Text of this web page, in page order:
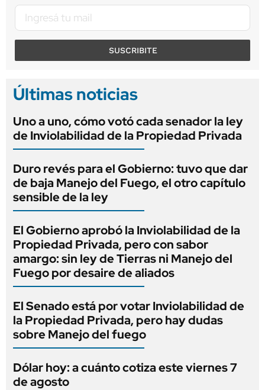
SUSCRIBITE
Últimas noticias
Uno a uno, cómo votó cada senador la ley
de Inviolabilidad de la Propiedad Privada
Duro revés para el Gobierno: tuvo que dar
de baja Manejo del Fuego, el otro capítulo
sensible de la ley
El Gobierno aprobó la Inviolabilidad de la
Propiedad Privada, pero con sabor
amargo: sin ley de Tierras ni Manejo del
Fuego por desaire de aliados
El Senado está por votar Inviolabilidad de
la Propiedad Privada, pero hay dudas
sobre Manejo del fuego
Dólar hoy: a cuánto cotiza este viernes 7
de agosto